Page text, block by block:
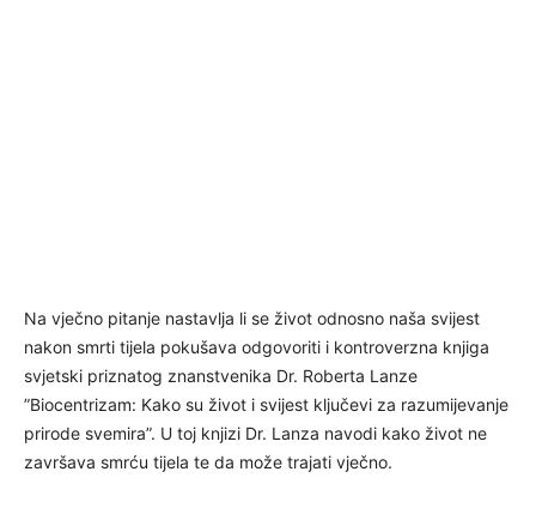
Na vječno pitanje nastavlja li se život odnosno naša svijest
nakon smrti tijela pokušava odgovoriti i kontroverzna knjiga
svjetski priznatog znanstvenika Dr. Roberta Lanze
”Biocentrizam: Kako su život i svijest ključevi za razumijevanje
prirode svemira”. U toj knjizi Dr. Lanza navodi kako život ne
završava smrću tijela te da može trajati vječno.